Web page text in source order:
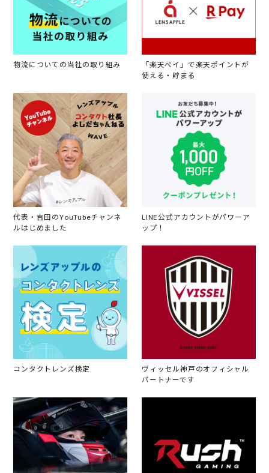
物流についての当社の取り組み
「楽天ペイ」で楽天ポイントが
使える・貯まる
代表・吉田のYouTubeチャンネ
ルはじめました
LINE公式アカウントがパワーア
ップ！
コンタクトレンズ検定
ヴィッセル神戸のオフィシャル
パートナーです